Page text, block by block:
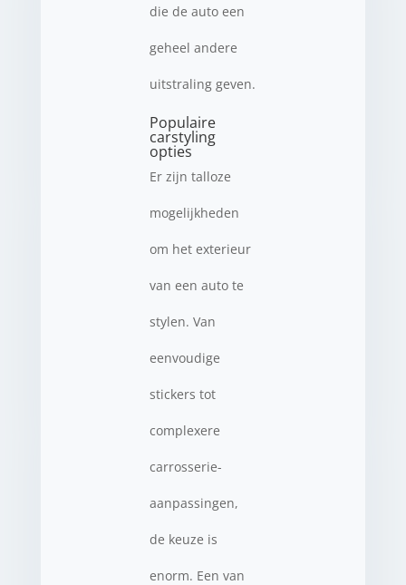
die de auto een
geheel andere
uitstraling geven.
Populaire
carstyling
opties
Er zijn talloze
mogelijkheden
om het exterieur
van een auto te
stylen. Van
eenvoudige
stickers tot
complexere
carrosserie-
aanpassingen,
de keuze is
enorm. Een van